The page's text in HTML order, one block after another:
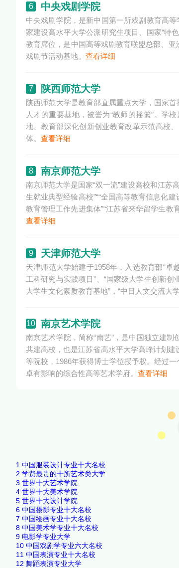
6 中央戏剧学院
中央戏剧学院，是新中国第一所戏剧教育高
家建设高水平大学公派研究生项目、国家“特
教育席位，是中国高等戏剧教育联盟总部、
戏剧节活动基地。 查看详细
7 陕西师范大学
陕西师范大学是教育部直属重点大学，国家
人才的重要基地，被誉为“教师的摇篮”。学
地、教育部深化创新创业教育改革示范高校
体。 查看详细
8 南京师范大学
南京师范大学是国家“双一流”建设高校和江苏
生就业典型经验高校”““全国高等教育信息化
教育管理工作先进集体”“江苏省来华留学生教
查看详细
9 天津师范大学
天津师范大学始建于1958年，入选教育部“卓
工科研究与实践项目”、“国家级大学生创新创
大学生文化素质教育基地”，“中日人文交流大
10 南京艺术学院
南京艺术学院，简称“南艺”，是中国独立建
共建高校，也是江苏省高水平大学高峰计划
等院校，1986年获得博士学位授予权。经过
卓有影响的综合性高等艺术学府。 查看详细
1 中国服装设计专业十大名校
2 学费最贵的十所艺术类大学
3 世界十大艺术学院
4 世界十大美术学院
5 世界十大设计学院
6 中国摄影专业十大名校
7 中国绘画专业十大名校
8 中国美术学专业十大名校
9 电影学专业大学
10 中国戏剧学专业六大名校
11 中国表演专业十大名校
12 舞蹈表演专业大学